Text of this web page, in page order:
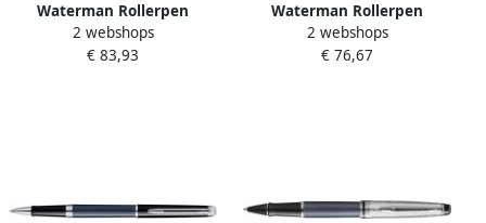
Waterman Rollerpen
Hémisphère Fashion Colors
metallic copper GT fijn
2 webshops
€ 83,93
Waterman Rollerpen
HÃ©misphÃ¨re Colour
Blocking black en white CT
2 webshops
€ 76,67